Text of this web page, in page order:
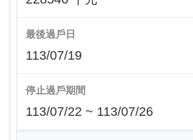
最後過戶日
113/07/19
停止過戶期間
113/07/22 ~ 113/07/26